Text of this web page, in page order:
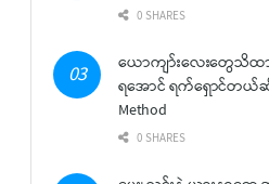
0 SHARES
ယောကျာ်းလေးတွေသိ
ရအောင် ရက်ရှောင်တယ်ဆို
Method
0 SHARES